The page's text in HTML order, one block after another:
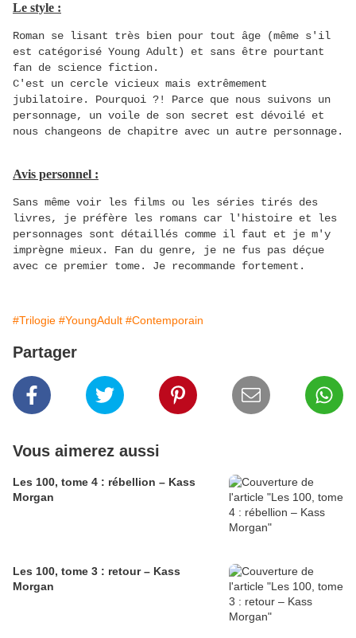
Le style :
Roman se lisant très bien pour tout âge (même s'il
est catégorisé Young Adult) et sans être pourtant
fan de science fiction.
C'est un cercle vicieux mais extrêmement
jubilatoire. Pourquoi ?! Parce que nous suivons un
personnage, un voile de son secret est dévoilé et
nous changeons de chapitre avec un autre personnage.
Avis personnel :
Sans même voir les films ou les séries tirés des
livres, je préfère les romans car l'histoire et les
personnages sont détaillés comme il faut et je m'y
imprègne mieux. Fan du genre, je ne fus pas déçue
avec ce premier tome. Je recommande fortement.
#Trilogie #YoungAdult #Contemporain
Partager
Vous aimerez aussi
Les 100, tome 4 : rébellion – Kass
Morgan
Les 100, tome 3 : retour – Kass
Morgan